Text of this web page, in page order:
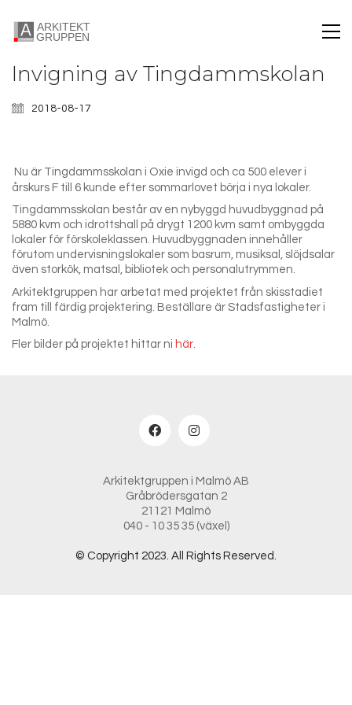
Invigning av Tingdammskolan
2018-08-17
Nu är Tingdammsskolan i Oxie invigd och ca 500 elever i
årskurs F till 6 kunde efter sommarlovet börja i nya lokaler.
Tingdammsskolan består av en nybyggd huvudbyggnad på
5880 kvm och idrottshall på drygt 1200 kvm samt ombyggda
lokaler för förskoleklassen. Huvudbyggnaden innehåller
förutom undervisningslokaler som basrum, musiksal, slöjdsalar
även storkök, matsal, bibliotek och personalutrymmen.
Arkitektgruppen har arbetat med projektet från skisstadiet
fram till färdig projektering. Beställare är Stadsfastigheter i
Malmö.
Fler bilder på projektet hittar ni här.
Arkitektgruppen i Malmö AB
Gråbrödersgatan 2
21121 Malmö
040 - 10 35 35 (växel)
© Copyright 2023. All Rights Reserved.